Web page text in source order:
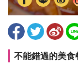
不能錯過的美食